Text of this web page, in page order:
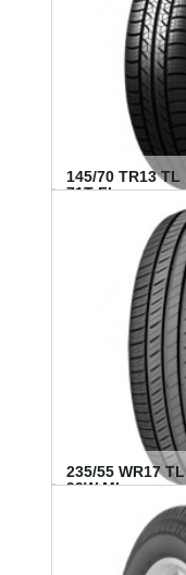
145/70 TR13 TL
71T FI...
235/55 WR17 TL
99W MI...